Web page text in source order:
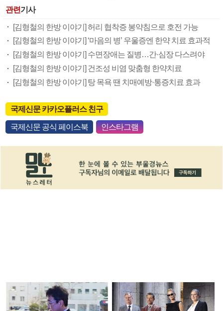
관련기사
[김형철의 한방 이야기] 허리 협착증 봉약침으로 호전 가능
[김형철의 한방 이야기] ‘마음의 병’ 우울증엔 한약 치료 효과적
[김형철의 한방 이야기] 수면장애는 질병…간·심장 다스려야
[김형철의 한방 이야기] 건조성 비염 맞춤형 한약치료
[김형철의 한방 이야기] 탕 목욕 땐 치매예방·통증치료 효과
국제신문 카카오플러스 친구
국제신문 공식 페이스북 인스타그램